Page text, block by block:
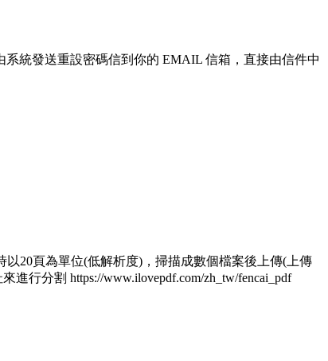
系統發送重設密碼信到你的 EMAIL 信箱，直接由信件中
20頁為單位(低解析度)，掃描成數個檔案後上傳(上傳
行分割 https://www.ilovepdf.com/zh_tw/fencai_pdf